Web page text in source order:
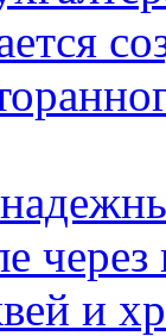
через
и